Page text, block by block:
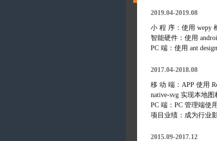
2019.04-2019.08
小 程 序：使用 wepy
智能硬件：使用
PC 端：使用 ant
2017.04-2018.08
移 动 端：APP 使用
native-svg 实现本地
PC 端：PC 管理端使
项目业绩：成为行业
2015.09-2017.12